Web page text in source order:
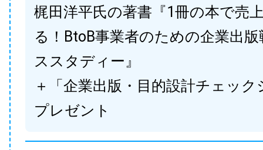
梶田洋平氏の著書『1冊の本で売
る！BtoB事業者のための企業出
ススタディー』
＋「企業出版・目的設計チェック
プレゼント